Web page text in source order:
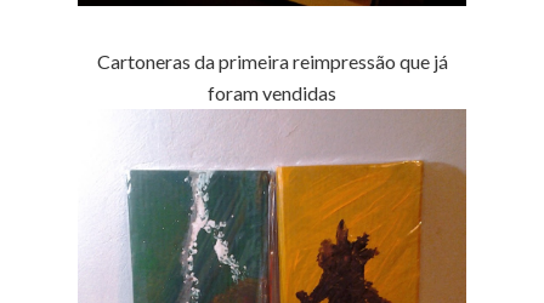
Cartoneras da primeira reimpressão que já
foram vendidas